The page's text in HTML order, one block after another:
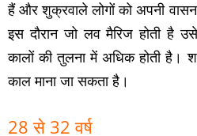
हैं और शुक्रवाले लोगों को अपनी
इस दौरान जो लव मैरिज होती है
कालों की तुलना में अधिक होती है।
काल माना जा सकता है।
28 से 32 वर्ष